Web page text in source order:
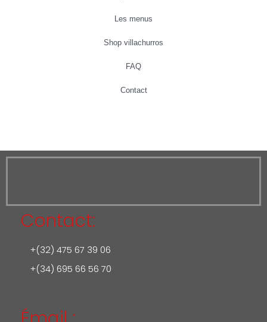
Les menus
Shop villachurros
FAQ
Contact
Contact:
+(32) 475 67 39 06
+(34) 695 66 56 70